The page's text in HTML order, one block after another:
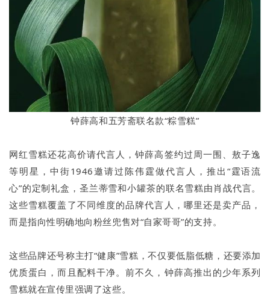
钟薛高和五芳斋联名款“粽雪糕”
网红雪糕还花高价请代言人，钟薛高签约过周一围、敖子逸
等明星，中街1946邀请过陈伟霆做代言人，推出“霆语流
心”的定制礼盒，圣兰蒂雪和小罐茶的联名雪糕由肖战代言。
这些雪糕覆盖了不同维度的品牌代言人，哪里还是卖产品，
而是指向性明确地向粉丝兜售对“自家哥哥”的支持。
这些品牌还号称主打“健康”雪糕，不仅要低脂低糖，还要添加
优质蛋白，而且配料干净。前不久，钟薛高推出的少年系列
雪糕就在宣传里强调了这些。